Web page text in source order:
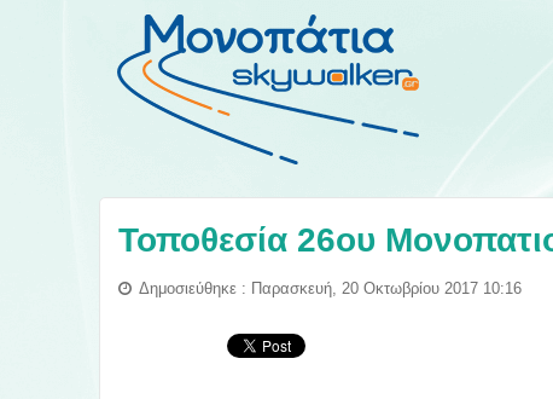
Τοποθεσία 26ου
Δημοσιεύθηκε : Παρασκευή, 20 Οκτωβρίου 2017 10:16